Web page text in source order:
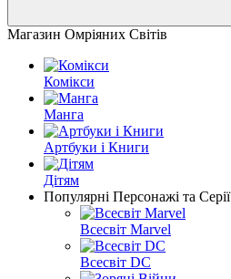
Магазин Омріяних Світів
Комікси
Манга
Артбуки і Книги
Дітям
Популярні Персонажі та Серії
Всесвіт Marvel
Всесвіт DC